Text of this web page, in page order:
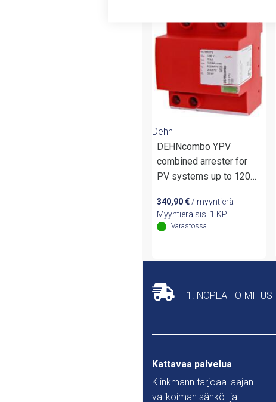
Dehn
DEHNcombo YPV
combined arrester for
PV systems up to 1200
340,90€ / myyntierä
Myyntierä sis. 1 KPL
Varastossa
1. NOPEA TOIMITUS
Kattavaa palvelua
Klinkmann tarjoaa laajan
valikoiman sähkö- ja